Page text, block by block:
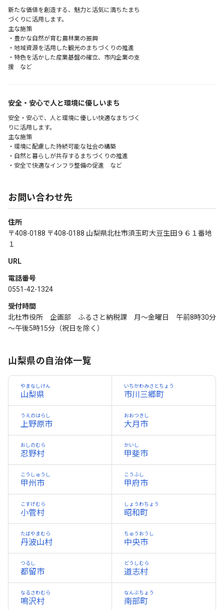
新たな価値を創造する、魅力と活気に満ちたまち
づくりに活用します。
主な施策
・豊かな自然が育む農林業の振興
・地域資源を活用した観光のまちづくりの推進
・特色を活かした産業基盤の確立、市内企業の支
援 など
安全・安心で人と環境に優しいまち
安全・安心で、人と環境に優しい快適なまちづく
りに活用します。
主な施策
・環境に配慮した持続可能な社会の構築
・自然と暮らしが共存するまちづくりの推進
・安全で快適なインフラ整備の促進 など
お問い合わせ先
住所
〒408-0188 〒408-0188 山梨県北杜市須玉町大豆生田９６１番地
１
URL
電話番号
0551-42-1324
受付時間
北杜市役所 企画部 ふるさと納税課 月～金曜日 午前8時30分
～午後5時15分（祝日を除く）
山梨県の自治体一覧
山梨県
やまなしけん
市川三郷町
いちかわみさとちょう
上野原市
うえのはらし
大月市
おおつきし
忍野村
おしのむら
甲斐市
かいし
甲州市
こうしゅうし
甲府市
こうふし
小菅村
こすげむら
昭和町
しょうわちょう
丹波山村
たばやまむら
中央市
ちゅうおうし
都留市
つるし
道志村
どうしむら
鳴沢村
なるさわむら
南部町
なんぶちょう